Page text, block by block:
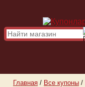
Главная / Все купоны /